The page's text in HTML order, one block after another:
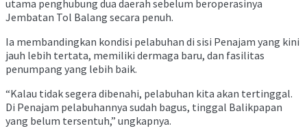
utama penghubung dua daerah sebelum beroperasinya
Jembatan Tol Balang secara penuh.
Ia membandingkan kondisi pelabuhan di sisi Penajam yang kini
jauh lebih tertata, memiliki dermaga baru, dan fasilitas
penumpang yang lebih baik.
“Kalau tidak segera dibenahi, pelabuhan kita akan tertinggal.
Di Penajam pelabuhannya sudah bagus, tinggal Balikpapan
yang belum tersentuh,” ungkapnya.